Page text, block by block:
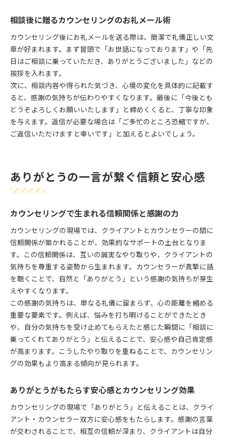
相談後に贈るカウンセリングのお礼メール術
カウンセリング後にお礼メールを送る際は、簡潔で礼儀正しい文
章が好まれます。まず冒頭で「お世話になっております」や「先
日はご相談に乗っていただき、ありがとうございました」などの
挨拶を入れます。
次に、相談内容や得られた気づき、心境の変化を具体的に記載す
ると、感謝の気持ちが伝わりやすくなります。最後に「今後とも
どうぞよろしくお願いいたします」と締めくくると、丁寧な印象
を与えます。返信が必要な場合は「ご多忙のところ恐縮ですが、
ご返信いただけますと幸いです」と加えるとよいでしょう。
ありがとうの一言が繋ぐ信頼と安心感
カウンセリングで生まれる信頼関係と感謝の力
カウンセリングの現場では、クライアントとカウンセラーの間に
信頼関係が築かれることが、効果的なサポートの土台となりま
す。この信頼関係は、互いの誠実なやり取りや、クライアントの
気持ちを尊重する姿勢から生まれます。カウンセラーが真摯に話
を聴くことで、自然と「ありがとう」という感謝の気持ちが芽生
えやすくなります。
この感謝の気持ちは、単なる礼儀に留まらず、心の距離を縮める
重要な要素です。例えば、悩みを打ち明けることができたとき
や、自分の気持ちを受け止めてもらえたと感じた瞬間に「相談に
乗ってくれてありがとう」と伝えることで、安心感や自己肯定感
が高まります。こうしたやり取りを重ねることで、カウンセリン
グの効果もより高まる傾向が見られます。
ありがとうがもたらす安心感とカウンセリング効果
カウンセリングの現場で「ありがとう」と伝えることは、クライ
アント・カウンセラー双方に安心感をもたらします。感謝の言葉
が交わされることで、相互の信頼が深まり、クライアントは自分